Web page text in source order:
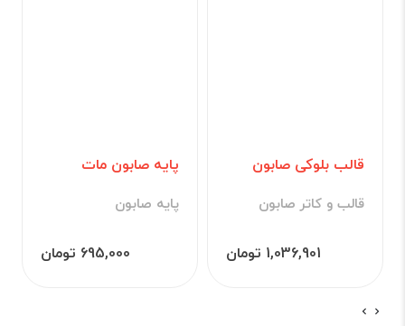
قالب بلوکی صابون
قالب و کاتر صابون
1,036,901 تومان
پایه صابون مات
پایه صابون
695,000 تومان